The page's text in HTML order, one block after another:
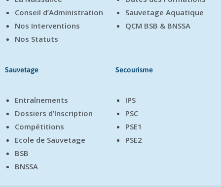
Conseil d’Administration
Nos Interventions
Nos Statuts
Sauvetage Aquatique
QCM BSB & BNSSA
Sauvetage
Entraînements
Dossiers d’Inscription
Compétitions
Ecole de Sauvetage
BSB
BNSSA
Secourisme
IPS
PSC
PSE1
PSE2